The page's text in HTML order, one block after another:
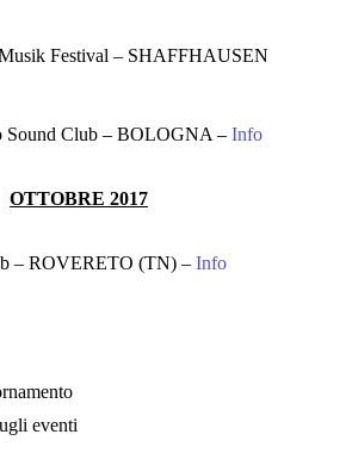
Festival – SHAFFHAUSEN
Sound Club – BOLOGNA – Info
OTTOBRE 2017
– ROVERETO (TN) – Info
eventi